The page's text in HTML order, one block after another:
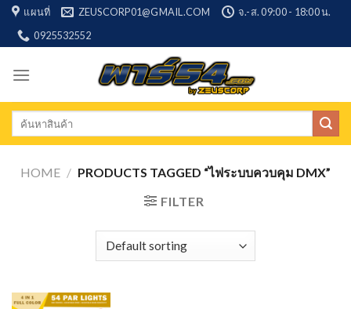
Skip
content
แผนที่ ZEUSCORP01@GMAIL.COM
จ.-ส. 09:00 - 18:00 น.
0925532552
Search
HOME / PRODUCTS TAGGED “ไฟระบบควบคุม DMX”
FILTER